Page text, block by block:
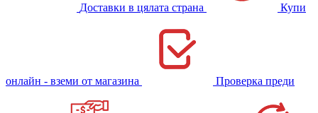
Доставки в цялата страна Купи
онлайн - вземи от магазина Проверка преди